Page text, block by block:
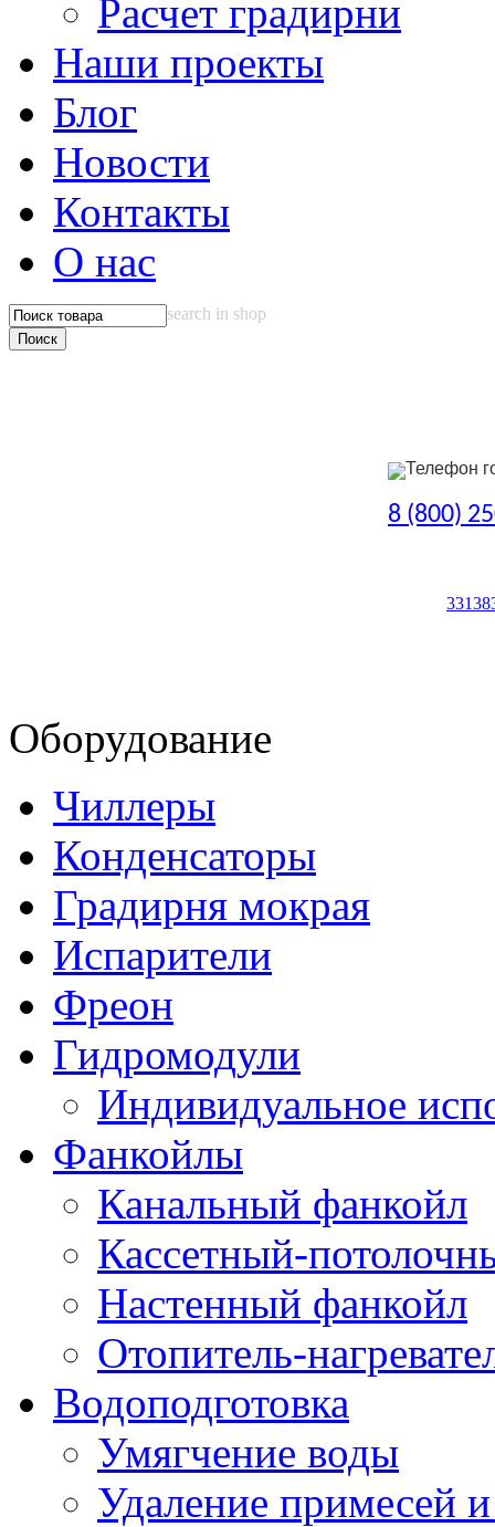
Расчет градирни
Наши проекты
Блог
Новости
Контакты
О нас
search in shop
Телефон
8 (800)
Оборудование
Чиллеры
Конденсаторы
Градирня мокрая
Испарители
Фреон
Гидромодули
Индивидуальное
Фанкойлы
Канальный фанкойл
Кассетный-
Настенный фанкойл
Отопитель-
Водоподготовка
Умягчение воды
Удаление примесей и